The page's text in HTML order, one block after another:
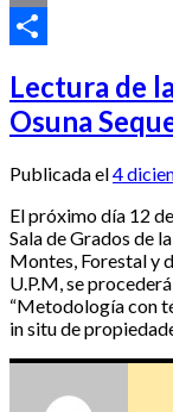
Email
Lectura de
Osuna
Publicada el4
El próximo día 12
Sala de Grados de
Montes, Forestal y
U.P.M, se
“Metodología con
in situ de